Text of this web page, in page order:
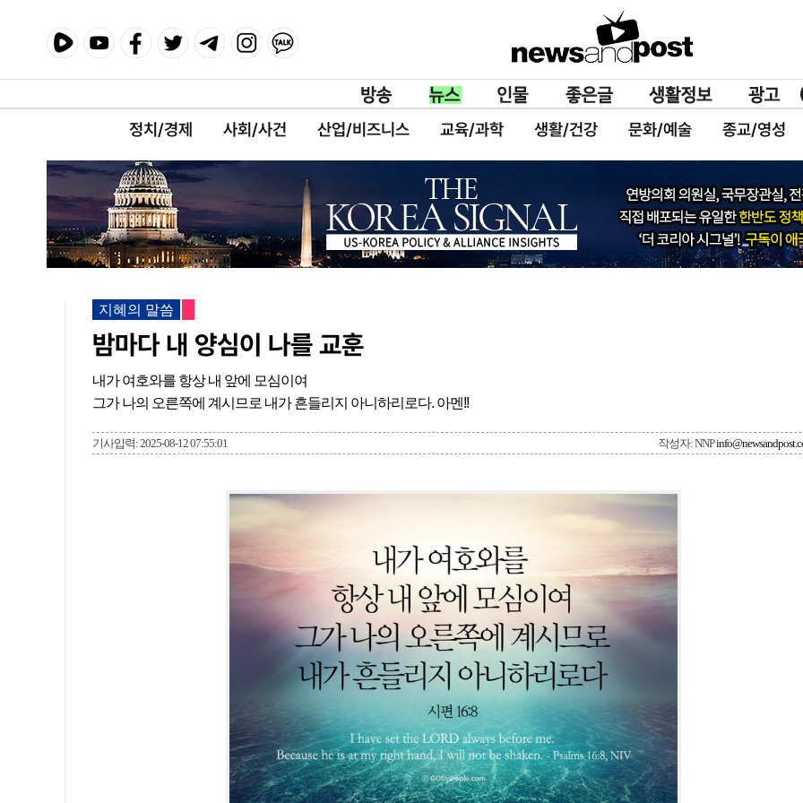
정치/경제 사회/사건 산업/비즈니스 교육/과학 생활/건강 문화/예술 종교/영성
지혜의 말씀
밤마다 내 양심이 나를 교훈
내가 여호와를 항상 내 앞에 모심이여
그가 나의 오른쪽에 계시므로 내가 흔들리지 아니하리로다. 아멘!!
기사입력: 2025-08-12 07:55:01 작성자: NNP